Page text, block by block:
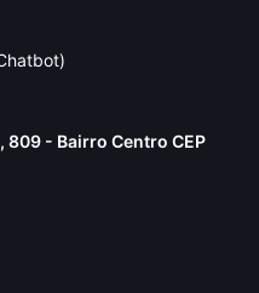
- Bairro Centro CEP